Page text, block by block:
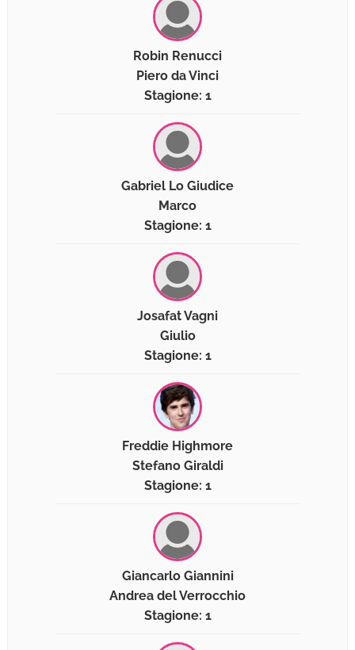
Robin Renucci
Piero da Vinci
Stagione: 1
Gabriel Lo Giudice
Marco
Stagione: 1
Josafat Vagni
Giulio
Stagione: 1
Freddie Highmore
Stefano Giraldi
Stagione: 1
Giancarlo Giannini
Andrea del Verrocchio
Stagione: 1